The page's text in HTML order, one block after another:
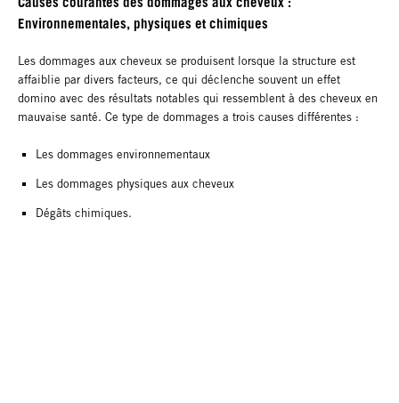
Environnementales, physiques et chimiques
Les dommages aux cheveux se produisent lorsque la structure est
affaiblie par divers facteurs, ce qui déclenche souvent un effet
domino avec des résultats notables qui ressemblent à des cheveux en
mauvaise santé. Ce type de dommages a trois causes différentes :
Les dommages environnementaux
Les dommages physiques aux cheveux
Dégâts chimiques.